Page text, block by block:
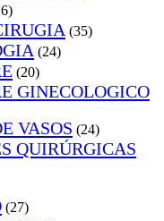
(35)
(24)
(20)
GINECOLOGICO
VASOS (24)
QUIRÚRGICAS
(27)